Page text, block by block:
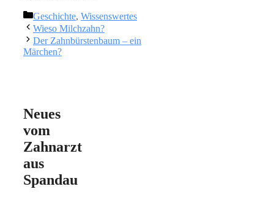
Kategorien
Geschichte, Wissenswertes
Wieso Milchzahn?
Der Zahnbürstenbaum – ein
Märchen?
Neues
vom
Zahnarzt
aus
Spandau